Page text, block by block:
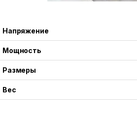
Напряжение
Мощность
Размеры
Вес